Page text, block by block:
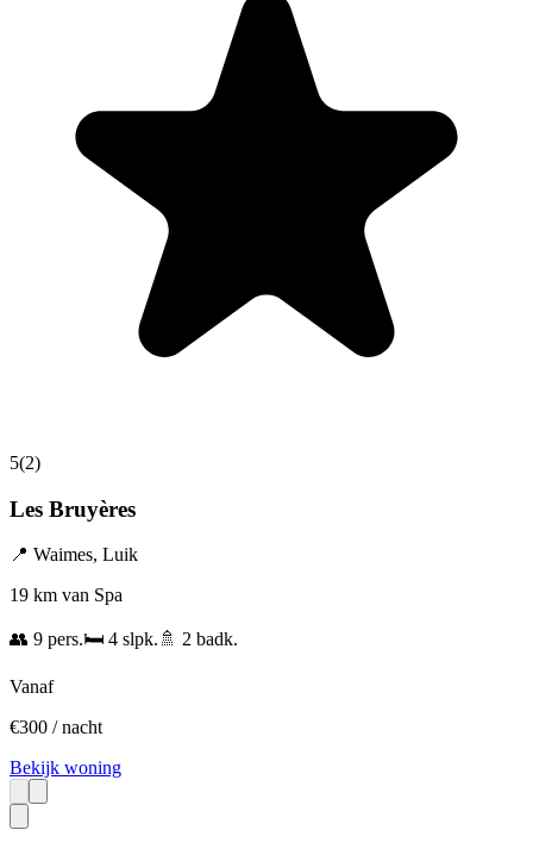
5(2)
Les Bruyères
📍 Waimes, Luik
19 km van Spa
👥 9 pers.🛏️ 4 slpk. 🚿 2 badk.
Vanaf
€300 / nacht
Bekijk woning